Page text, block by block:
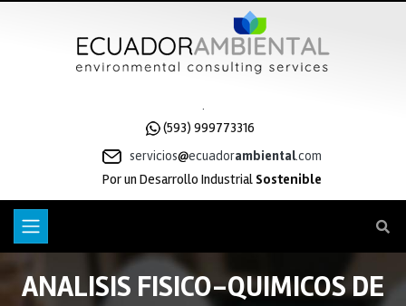
(593) 999773316
servicios ecuadorambiental.com
Por un Desarrollo Industrial Sostenible
ANALISIS FISICO-QUIMICOS DE